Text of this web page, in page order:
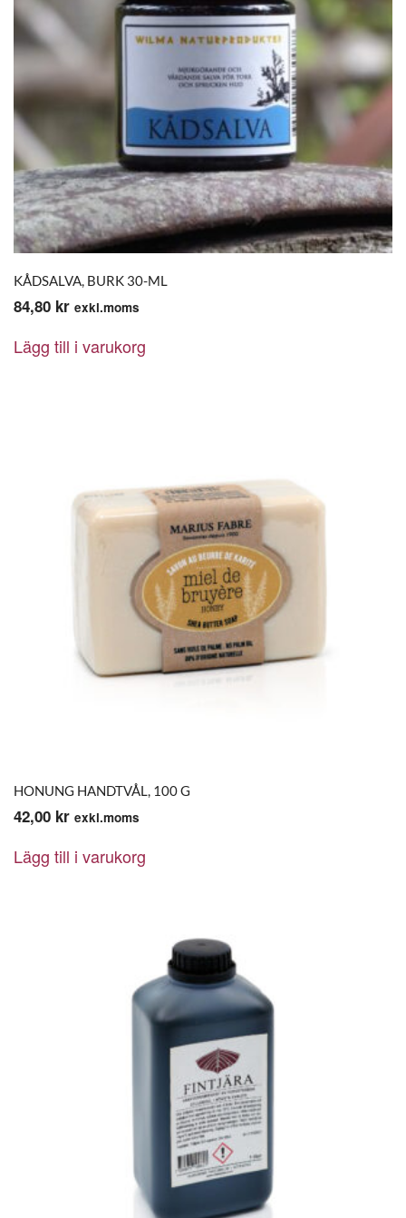
KÅDSALVA, BURK 30-ML
84,80 kr exkl.moms
Lägg till i varukorg
HONUNG HANDTVÅL, 100 G
42,00 kr exkl.moms
Lägg till i varukorg